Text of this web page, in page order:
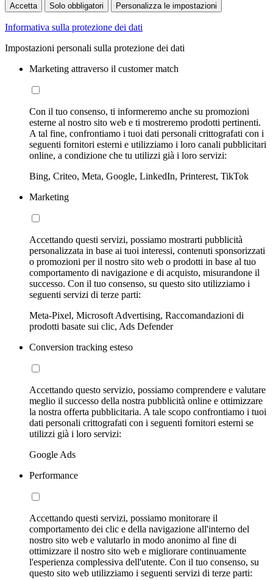
Accetta Solo obbligatori Personalizza le impostazioni
Informativa sulla protezione dei dati
Impostazioni personali sulla protezione dei dati
Marketing attraverso il customer match
Con il tuo consenso, ti informeremo anche su promozioni
esterne al nostro sito web e ti mostreremo prodotti pertinenti.
A tal fine, confrontiamo i tuoi dati personali crittografati con i
seguenti fornitori esterni e utilizziamo i loro canali pubblicitari
online, a condizione che tu utilizzi già i loro servizi:
Bing, Criteo, Meta, Google, LinkedIn, Printerest, TikTok
Marketing
Accettando questi servizi, possiamo mostrarti pubblicità
personalizzata in base ai tuoi interessi, contenuti sponsorizzati
o promozioni per il nostro sito web o prodotti in base al tuo
comportamento di navigazione e di acquisto, misurandone il
successo. Con il tuo consenso, su questo sito utilizziamo i
seguenti servizi di terze parti:
Meta-Pixel, Microsoft Advertising, Raccomandazioni di
prodotti basate sui clic, Ads Defender
Conversion tracking esteso
Accettando questo servizio, possiamo comprendere e valutare
meglio il successo della nostra pubblicità online e ottimizzare
la nostra offerta pubblicitaria. A tale scopo confrontiamo i tuoi
dati personali crittografati con i seguenti fornitori esterni se
utilizzi già i loro servizi:
Google Ads
Performance
Accettando questi servizi, possiamo monitorare il
comportamento dei clic e della navigazione all'interno del
nostro sito web e valutarlo in modo anonimo al fine di
ottimizzare il nostro sito web e migliorare continuamente
l'esperienza complessiva dell'utente. Con il tuo consenso, su
questo sito web utilizziamo i seguenti servizi di terze parti: